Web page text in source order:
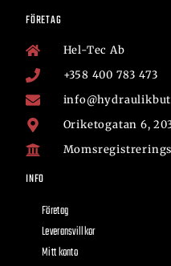
FÖRETAG
Hel-Tec Ab
+358 400 783 473
Oriketogatan 6,
INFO
Företag
Leveransvillkor
Mitt konto